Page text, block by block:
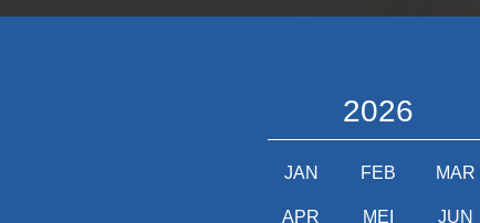
2026
JAN FEB MAR
APR MEI JUN